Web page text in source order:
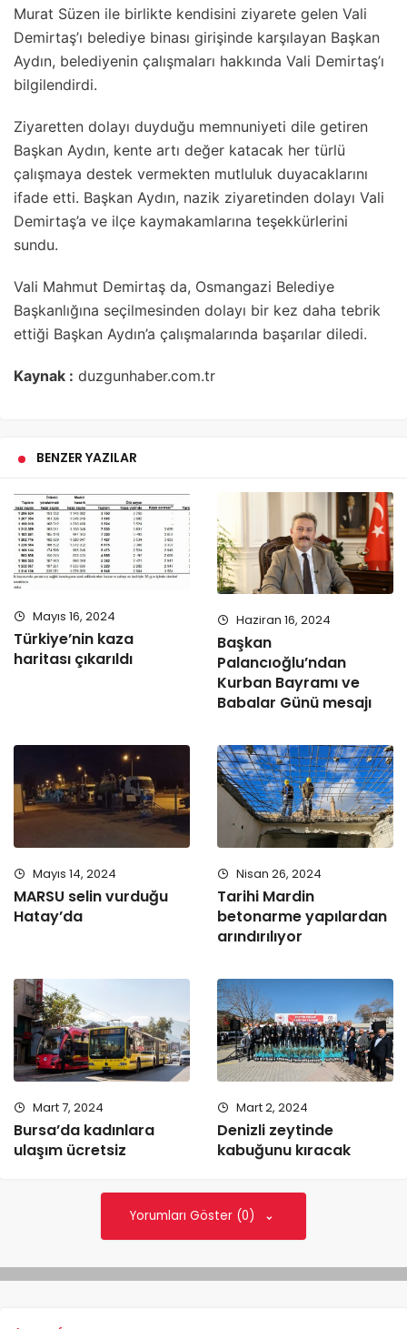
Murat Süzen ile birlikte kendisini ziyarete gelen Vali
Demirtaş’ı belediye binası girişinde karşılayan Başkan
Aydın, belediyenin çalışmaları hakkında Vali Demirtaş’ı
bilgilendirdi.
Ziyaretten dolayı duyduğu memnuniyeti dile getiren
Başkan Aydın, kente artı değer katacak her türlü
çalışmaya destek vermekten mutluluk duyacaklarını
ifade etti. Başkan Aydın, nazik ziyaretinden dolayı Vali
Demirtaş’a ve ilçe kaymakamlarına teşekkürlerini
sundu.
Vali Mahmut Demirtaş da, Osmangazi Belediye
Başkanlığına seçilmesinden dolayı bir kez daha tebrik
ettiği Başkan Aydın’a çalışmalarında başarılar diledi.
Kaynak : duzgunhaber.com.tr
BENZER YAZILAR
Mayıs 16, 2024
Türkiye’nin kaza
haritası çıkarıldı
Haziran 16, 2024
Başkan
Palancıoğlu’ndan
Kurban Bayramı ve
Babalar Günü mesajı
Mayıs 14, 2024
MARSU selin vurduğu
Hatay’da
Nisan 26, 2024
Tarihi Mardin
betonarme yapılardan
arındırılıyor
Mart 7, 2024
Bursa’da kadınlara
ulaşım ücretsiz
Mart 2, 2024
Denizli zeytinde
kabuğunu kıracak
Yorumları Göster (0)